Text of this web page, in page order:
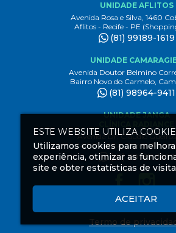
UNIDADE AFLITOS
Avenida Rosa e Silva, 1460
Aflitos - Recife - PE
(81) 99189-1619
UNIDADE
Avenida Doutor Belmino
Bairro Novo do Carmelo,
(81) 98964-9411
UNIDADE JANGA
Avenida Dr. Claudio Gueiros
3444 1º andar, Janga
(81) 99189-1619
Criação
de
Sites
Termo de
ESTE WEBSITE UTILIZA
Utilizamos cookies para
experiência, otimizar as
site e obter estatísticas de
ACEITAR